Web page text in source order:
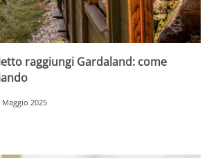
raggiungi Gardaland: come
Maggio 2025